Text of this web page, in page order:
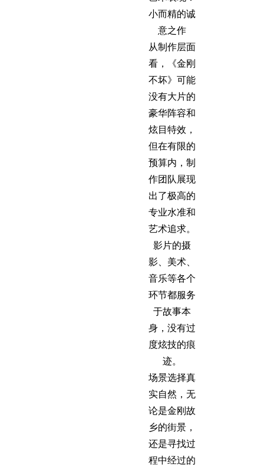
小而精的诚
意之作
从制作层面
看，《金刚
不坏》可能
没有大片的
豪华阵容和
炫目特效，
但在有限的
预算内，制
作团队展现
出了极高的
专业水准和
艺术追求。
影片的摄
影、美术、
音乐等各个
环节都服务
于故事本
身，没有过
度炫技的痕
迹。
场景选择真
实自然，无
论是金刚故
乡的街景，
还是寻找过
程中经过的